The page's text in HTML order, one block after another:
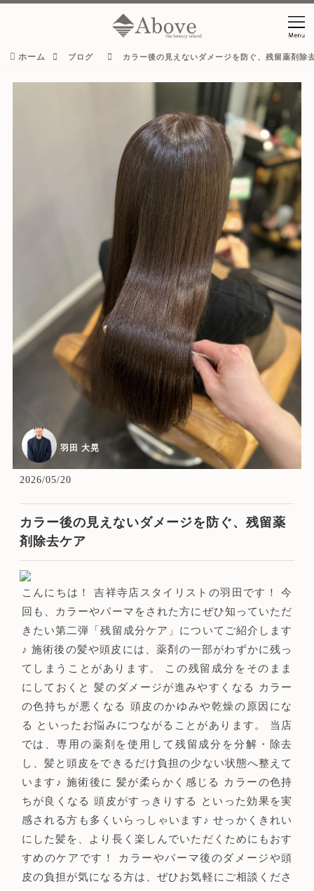
ホーム ブログ カラー後の見えないダメージを防ぐ、残留薬剤除
羽田 大晃
2026/05/20
カラー後の見えないダメージを防ぐ、残留薬
剤除去ケア
こんにちは！ 吉祥寺店スタイリストの羽田です！ 今
回も、カラーやパーマをされた方にぜひ知っていただ
きたい第二弾「残留成分ケア」についてご紹介します
♪ 施術後の髪や頭皮には、薬剤の一部がわずかに残っ
てしまうことがあります。 この残留成分をそのまま
にしておくと 髪のダメージが進みやすくなる カラー
の色持ちが悪くなる 頭皮のかゆみや乾燥の原因にな
る といったお悩みにつながることがあります。 当店
では、専用の薬剤を使用して残留成分を分解・除去
し、髪と頭皮をできるだけ負担の少ない状態へ整えて
います♪ 施術後に 髪が柔らかく感じる カラーの色持
ちが良くなる 頭皮がすっきりする といった効果を実
感される方も多くいらっしゃいます♪ せっかくきれい
にした髪を、より長く楽しんでいただくためにもおす
すめのケアです！ カラーやパーマ後のダメージや頭
皮の負担が気になる方は、ぜひお気軽にご相談くださ